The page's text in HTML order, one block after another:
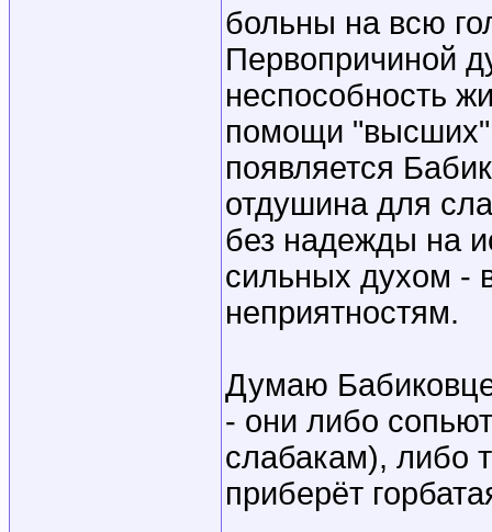
больны на всю
Первопричиной
неспособность
помощи "высших"
появляется
отдушина для
без надежды на
сильных духом -
неприятностям.
Думаю
- они либо
слабакам), либо
приберёт